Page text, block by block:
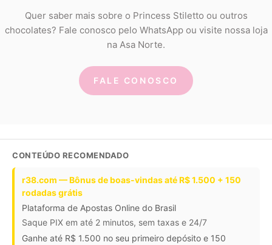
Quer saber mais sobre o Princess Stiletto ou outros
chocolates? Fale conosco pelo WhatsApp ou visite nossa loja
na Asa Norte.
FALE CONOSCO
CONTEÚDO RECOMENDADO
r38.com — Bônus de boas-vindas até R$ 1.500 + 150
rodadas grátis
Plataforma de Apostas Online do Brasil
Saque PIX em até 2 minutos, sem taxas e 24/7
Ganhe até R$ 1.500 no seu primeiro depósito e 150